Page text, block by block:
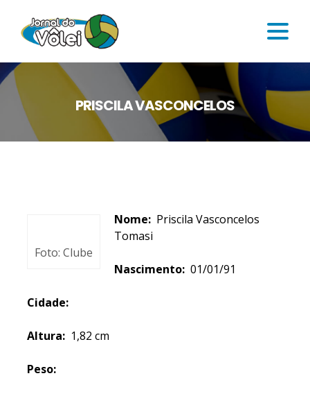
PRISCILA VASCONCELOS
Foto: Clube
Nome: Priscila Vasconcelos
Tomasi
Nascimento: 01/01/91
Cidade:
Altura: 1,82 cm
Peso: